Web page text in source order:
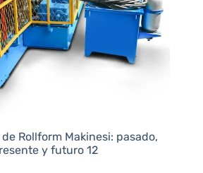
Rollform Makinesi: pasado,
y futuro 12